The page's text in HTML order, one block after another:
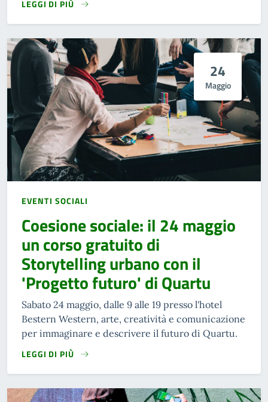
LEGGI DI PIÙ
24
Maggio
EVENTI SOCIALI
Coesione sociale: il 24 maggio
un corso gratuito di
Storytelling urbano con il
'Progetto futuro' di Quartu
Sabato 24 maggio, dalle 9 alle 19 presso l'hotel
Bestern Western, arte, creatività e comunicazione
per immaginare e descrivere il futuro di Quartu.
LEGGI DI PIÙ